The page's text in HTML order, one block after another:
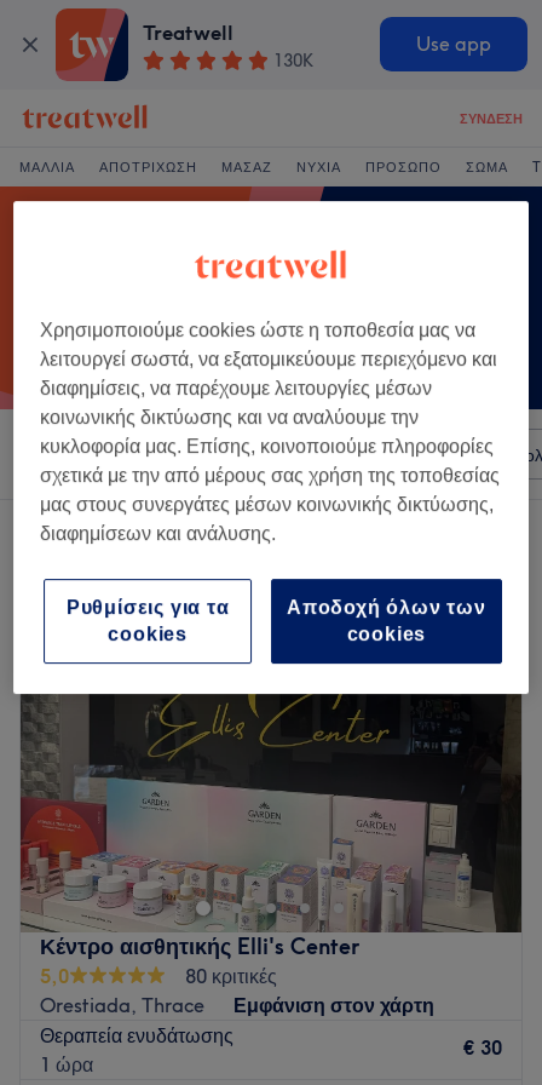
Treatwell
130K
Use app
ΣΎΝΔΕΣΗ
ΜΑΛΛΙΆ ΑΠΟΤΡΊΧΩΣΗ ΜΑΣΆΖ ΝΎΧΙΑ ΠΡΌΣΩΠΟ ΣΏΜΑ
Ταξινόμηση κατά Σαλόνια Άμεσες Προσφορές
Ένα κατάστημα που προσφέρει:
θεραπείες μαλλιών και τριχωτού της κεφαλής για γυναίκες σε Orestiada,
Κέντρο αισθητικής Elli's Center
5,0
80 κριτικές
Orestiada, Thrace
Εμφάνιση στον χάρτη
Θεραπεία ενυδάτωσης
1 ώρα
€ 30
Χρησιμοποιούμε cookies ώστε η τοποθεσία μας να
λειτουργεί σωστά, να εξατομικεύουμε περιεχόμενο και
διαφημίσεις, να παρέχουμε λειτουργίες μέσων
κοινωνικής δικτύωσης και να αναλύουμε την
κυκλοφορία μας. Επίσης, κοινοποιούμε πληροφορίες
σχετικά με την από μέρους σας χρήση της τοποθεσίας
μας στους συνεργάτες μέσων κοινωνικής δικτύωσης,
διαφημίσεων και ανάλυσης.
Αποδοχή όλων των
cookies
Ρυθμίσεις για τα
cookies